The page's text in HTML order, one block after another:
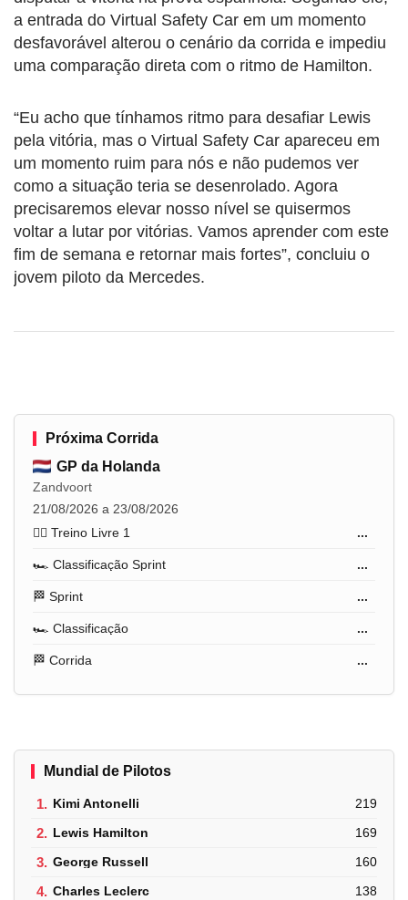
a entrada do Virtual Safety Car em um momento
desfavorável alterou o cenário da corrida e impediu
uma comparação direta com o ritmo de Hamilton.
“Eu acho que tínhamos ritmo para desafiar Lewis
pela vitória, mas o Virtual Safety Car apareceu em
um momento ruim para nós e não pudemos ver
como a situação teria se desenrolado. Agora
precisaremos elevar nosso nível se quisermos
voltar a lutar por vitórias. Vamos aprender com este
fim de semana e retornar mais fortes”, concluiu o
jovem piloto da Mercedes.
Próxima Corrida
GP da Holanda
Zandvoort
21/08/2026 a 23/08/2026
🏋️‍♂️ Treino Livre 1
...
🏎️ Classificação Sprint ...
🏁 Sprint ...
🏎️ Classificação ...
🏁 Corrida ...
Mundial de Pilotos
1. Kimi Antonelli 219
2. Lewis Hamilton 169
3. George Russell 160
4. Charles Leclerc 138